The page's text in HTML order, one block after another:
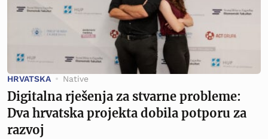
HRVATSKA Native
Digitalna rješenja za stvarne probleme:
Dva hrvatska projekta dobila potporu za
razvoj